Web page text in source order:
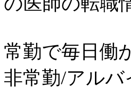
常勤で毎日働
非常勤/アル